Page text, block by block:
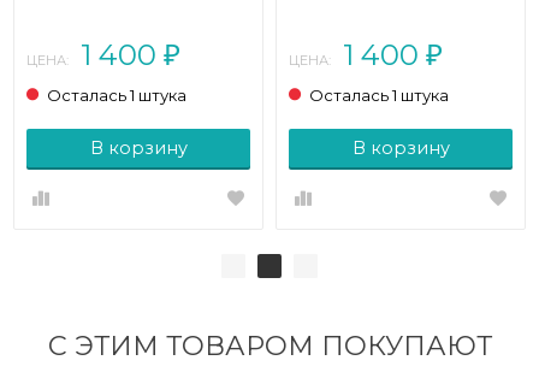
ЦЕНА: 1 400 ₽
Осталась 1 штука
В корзину
ЦЕНА: 1 400 ₽
Осталась 1 штука
В корзину
С ЭТИМ ТОВАРОМ ПОКУПАЮТ